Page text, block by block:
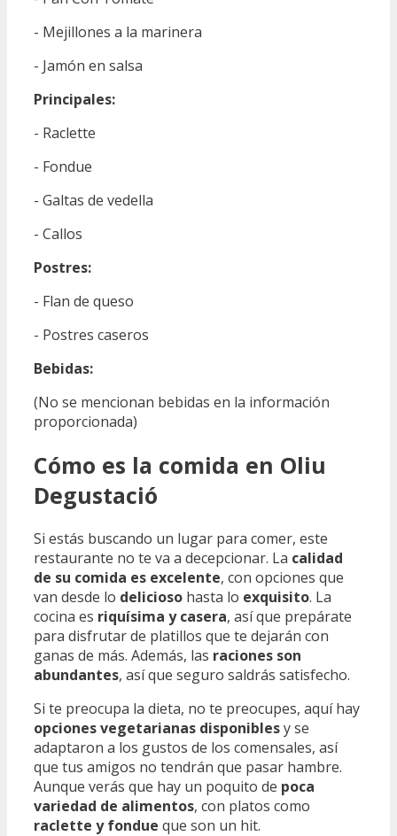
- Mejillones a la marinera
- Jamón en salsa
Principales:
- Raclette
- Fondue
- Galtas de vedella
- Callos
Postres:
- Flan de queso
- Postres caseros
Bebidas:
(No se mencionan bebidas en la información
proporcionada)
Cómo es la comida en Oliu
Degustació
Si estás buscando un lugar para comer, este
restaurante no te va a decepcionar. La calidad
de su comida es excelente, con opciones que
van desde lo delicioso hasta lo exquisito. La
cocina es riquísima y casera, así que prepárate
para disfrutar de platillos que te dejarán con
ganas de más. Además, las raciones son
abundantes, así que seguro saldrás satisfecho.
Si te preocupa la dieta, no te preocupes, aquí hay
opciones vegetarianas disponiblesy se
adaptaron a los gustos de los comensales, así
que tus amigos no tendrán que pasar hambre.
Aunque verás que hay un poquito de poca
variedad de alimentos, con platos como
raclette y fondue que son un hit.